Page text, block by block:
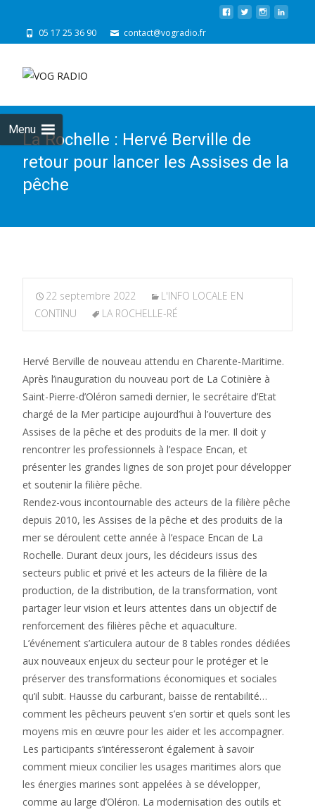
05 17 25 36 90 contact@vogradio.fr
Menu
La Rochelle : Hervé Berville de
retour pour lancer les Assises de la
pêche
22 septembre 2022
L'INFO LOCALE EN
CONTINU
LA ROCHELLE-RÉ
Hervé Berville de nouveau attendu en Charente-Maritime.
Après l’inauguration du nouveau port de La Cotinière à
Saint-Pierre-d’Oléron samedi dernier, le secrétaire d’Etat
chargé de la Mer participe aujourd’hui à l’ouverture des
Assises de la pêche et des produits de la mer. Il doit y
rencontrer les professionnels à l’espace Encan, et
présenter les grandes lignes de son projet pour développer
et soutenir la filière pêche.
Rendez-vous incontournable des acteurs de la filière pêche
depuis 2010, les Assises de la pêche et des produits de la
mer se déroulent cette année à l’espace Encan de La
Rochelle. Durant deux jours, les décideurs issus des
secteurs public et privé et les acteurs de la filière de la
production, de la distribution, de la transformation, vont
partager leur vision et leurs attentes dans un objectif de
renforcement des filières pêche et aquaculture.
L’événement s’articulera autour de 8 tables rondes dédiées
aux nouveaux enjeux du secteur pour le protéger et le
préserver des transformations économiques et sociales
qu’il subit. Hausse du carburant, baisse de rentabilité…
comment les pêcheurs peuvent s’en sortir et quels sont les
moyens mis en œuvre pour les aider et les accompagner.
Les participants s’intéresseront également à savoir
comment mieux concilier les usages maritimes alors que
les énergies marines sont appelées à se développer,
comme au large d’Oléron. La modernisation des outils et